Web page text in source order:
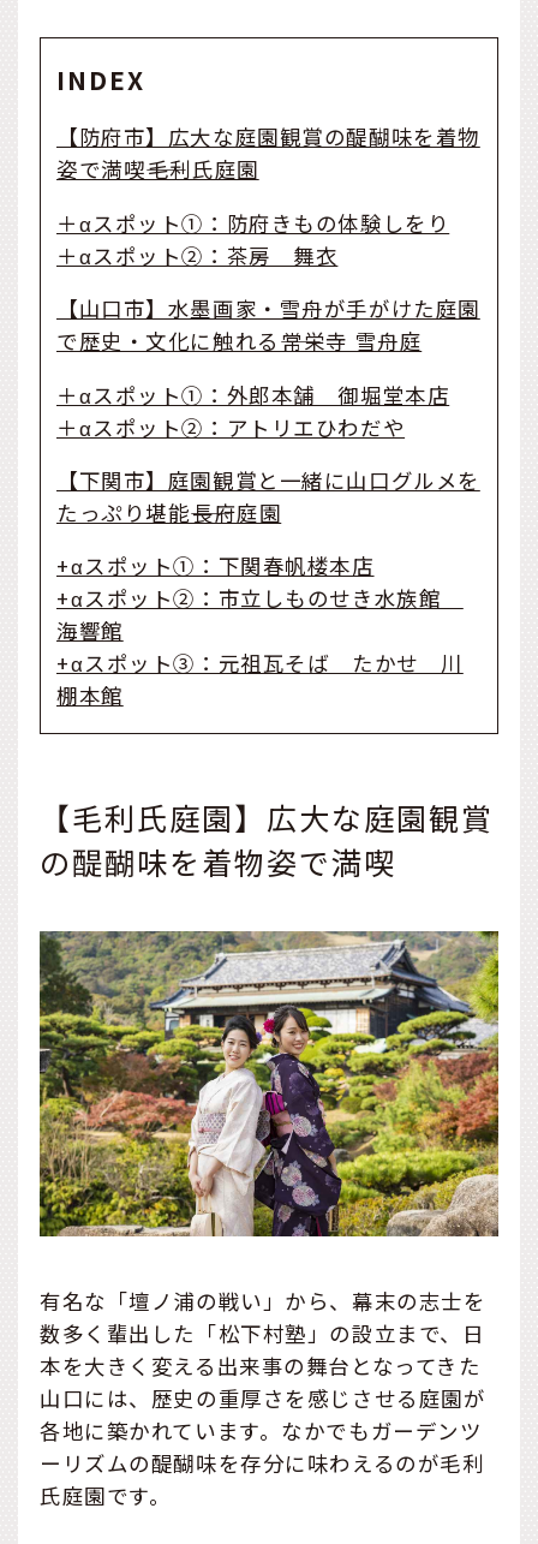
INDEX
【防府市】広大な庭園観賞の醍醐味を着物
姿で満喫――毛利氏庭園
＋αスポット①：防府きもの体験しをり
＋αスポット②：茶房 舞衣
【山口市】水墨画家・雪舟が手がけた庭園
で歴史・文化に触れる――常栄寺 雪舟庭
＋αスポット①：外郎本舗 御堀堂本店
＋αスポット②：アトリエひわだや
【下関市】庭園観賞と一緒に山口グルメを
たっぷり堪能――長府庭園
+αスポット①：下関春帆楼本店
+αスポット②：市立しものせき水族館
海響館
+αスポット③：元祖瓦そば たかせ 川
棚本館
【毛利氏庭園】広大な庭園観賞
の醍醐味を着物姿で満喫
有名な「壇ノ浦の戦い」から、幕末の志士を
数多く輩出した「松下村塾」の設立まで、日
本を大きく変える出来事の舞台となってきた
山口には、歴史の重厚さを感じさせる庭園が
各地に築かれています。なかでもガーデンツ
ーリズムの醍醐味を存分に味わえるのが毛利
氏庭園です。